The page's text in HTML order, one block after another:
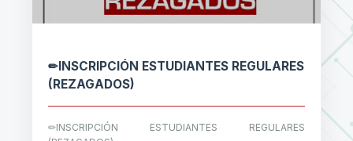
✏INSCRIPCIÓN ESTUDIANTES REGULARES
(REZAGADOS)
✏INSCRIPCIÓN ESTUDIANTES REGULARES